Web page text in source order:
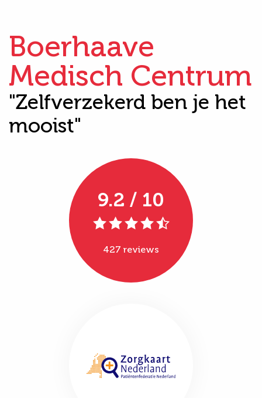
Boerhaave
Medisch Centrum
"Zelfverzekerd ben je het
mooist"
9.2 / 10
427 reviews